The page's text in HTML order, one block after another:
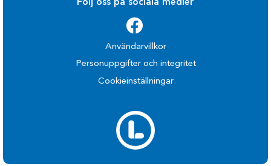
Följ oss på sociala medier
Användarvillkor
Personuppgifter och integritet
Cookieinställningar